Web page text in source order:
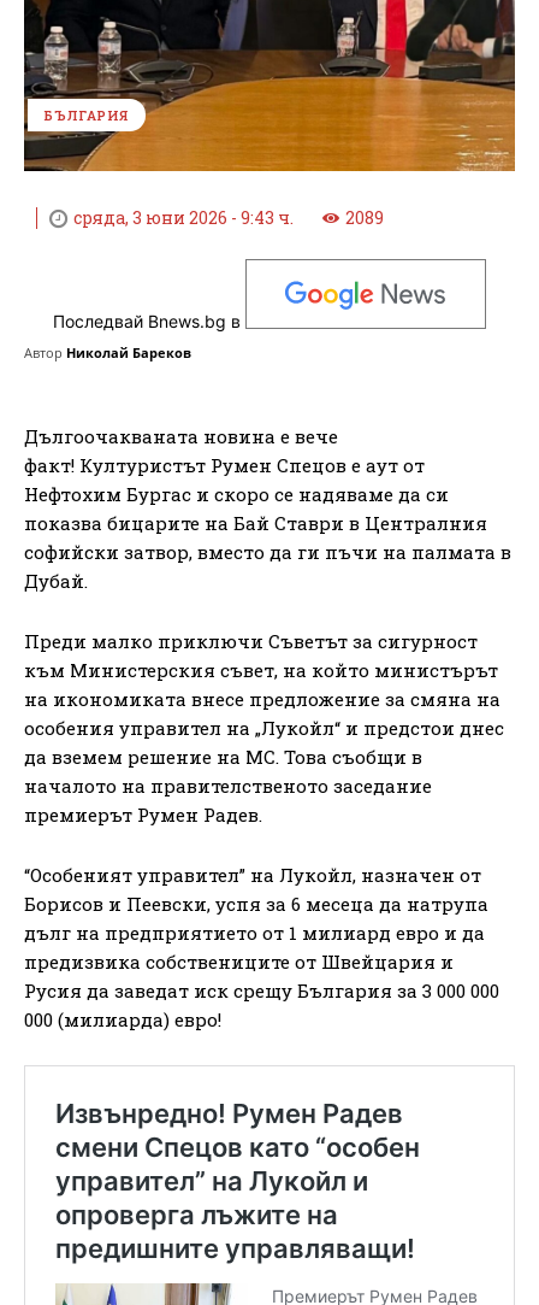
БЪЛГАРИЯ
сряда, 3 юни 2026 - 9:43 ч. 2089
Последвай Bnews.bg в
Автор Николай Бареков
Дългоочакваната новина е вече
факт! Културистът Румен Спецов е аут от
Нефтохим Бургас и скоро се надяваме да си
показва бицарите на Бай Ставри в Централния
софийски затвор, вместо да ги пъчи на палмата в
Дубай.
Преди малко приключи Съветът за сигурност
към Министерския съвет, на който министърът
на икономиката внесе предложение за смяна на
особения управител на „Лукойл“ и предстои днес
да вземем решение на МС. Това съобщи в
началото на правителственото заседание
премиерът Румен Радев.
“Особеният управител” на Лукойл, назначен от
Борисов и Пеевски, успя за 6 месеца да натрупа
дълг на предприятието от 1 милиард евро и да
предизвика собствениците от Швейцария и
Русия да заведат иск срещу България за 3 000 000
000 (милиарда) евро!